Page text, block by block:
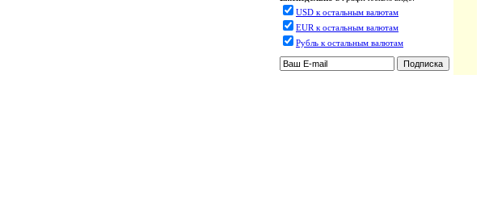
USD к остальным валютам
EUR к остальным валютам
Рубль к остальным валютам